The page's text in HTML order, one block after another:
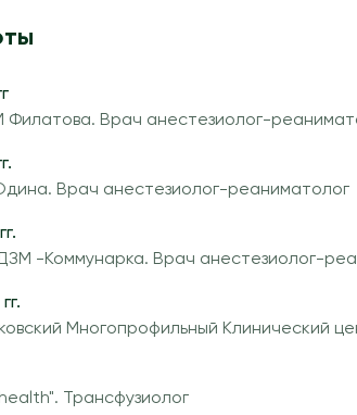
Филатова. Врач анестезиолог-
Врач анестезиолог-реаниматолог
ДЗМ -Коммунарка. Врач анестезиолог-
Многопрофильный Клинический
Трансфузиолог